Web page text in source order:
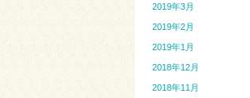
2019年3月
2019年2月
2019年1月
2018年12月
2018年11月